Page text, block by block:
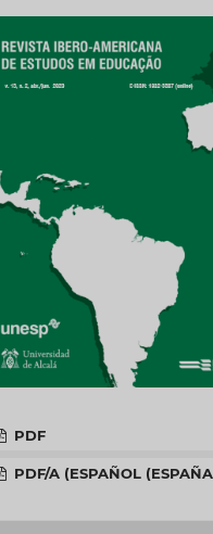
PDF
PDF/A (ESPAÑOL